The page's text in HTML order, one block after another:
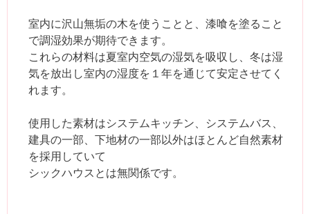
室内に沢山無垢の木を使うことと、漆喰を塗ること
で調湿効果が期待できます。
これらの材料は夏室内空気の湿気を吸収し、冬は湿
気を放出し室内の湿度を１年を通じて安定させてく
れます。
使用した素材はシステムキッチン、システムバス、
建具の一部、下地材の一部以外はほとんど自然素材
を採用していて
シックハウスとは無関係です。